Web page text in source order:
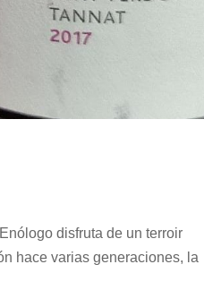
disfruta de un terroir
hace varias generaciones, la